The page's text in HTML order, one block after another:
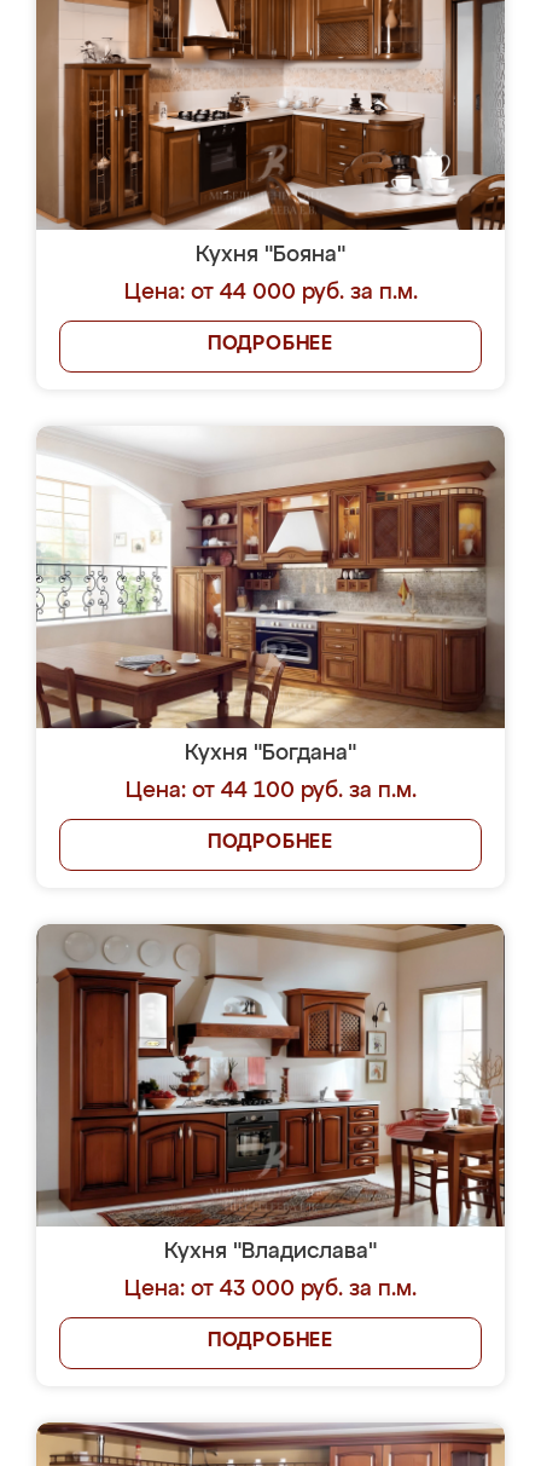
Кухня "Бояна"
Цена: от 44 000 руб. за п.м.
ПОДРОБНЕЕ
Кухня "Богдана"
Цена: от 44 100 руб. за п.м.
ПОДРОБНЕЕ
Кухня "Владислава"
Цена: от 43 000 руб. за п.м.
ПОДРОБНЕЕ